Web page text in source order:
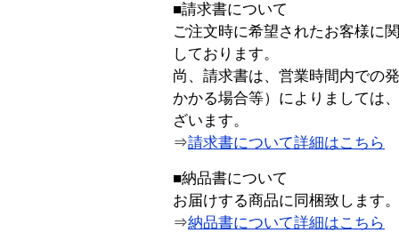
■請求書について
ご注文時に希望されたお客様に
しております。
尚、請求書は、営業時間内での
かかる場合等）によりましては
ざいます。
⇒請求書について詳細はこちら
■納品書について
お届けする商品に同梱致します。
⇒納品書について詳細はこちら